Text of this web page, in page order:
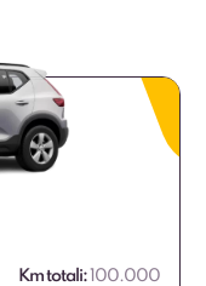
Km totali: 100.000